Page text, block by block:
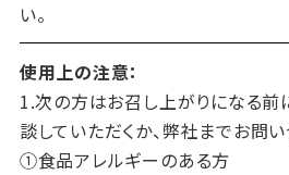
い。
使用上の注意：
1.次の方はお召し上がりになる
談していただくか、弊社までお問い
①食品アレルギーのある方